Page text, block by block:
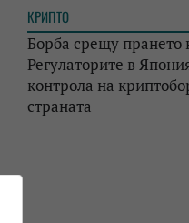
КРИПТО
Борба срещу прането
Регулаторите в
контрола на
страната